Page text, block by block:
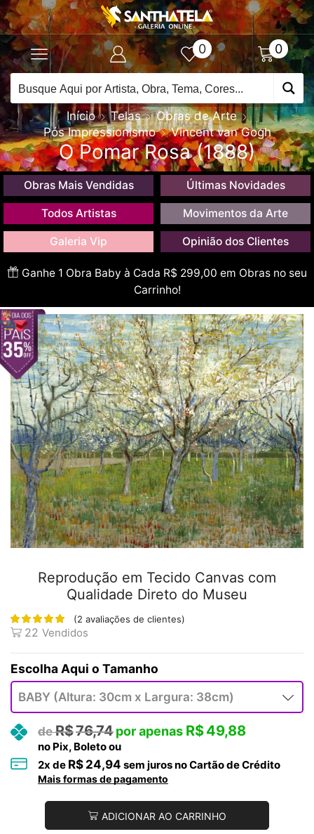
0 0
Início Telas
Obras de Arte
Pós Impressionismo
Vincent van Gogh
O Pomar Rosa (1888)
Obras Mais Vendidas Últimas Novidades
Todos Artistas Movimentos da Arte
Galeria Vip Opinião dos Clientes
Ganhe 1 Obra Baby à Cada R$ 299,00 em Obras no seu
Carrinho!
Reprodução em Tecido Canvas com
Qualidade Direto do Museu
(2 avaliações de clientes)
22 Vendidos
Tamanho
R$76,74 R$49,88
no Pix, Boleto ou
2x de R$ 24,94 sem juros no Cartão de Crédito
Mais formas de pagamento
ADICIONAR AO CARRINHO